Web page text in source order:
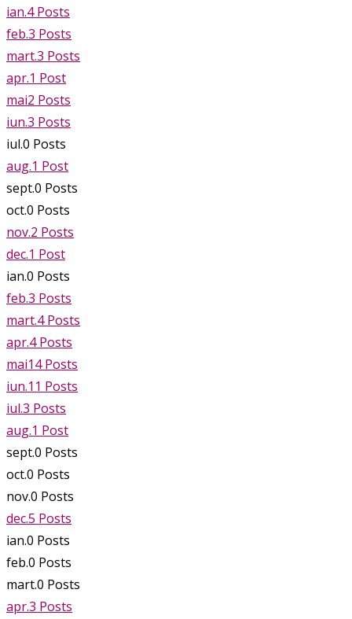
ian.4 Posts
feb.3 Posts
mart.3 Posts
apr.1 Post
mai2 Posts
iun.3 Posts
iul.0 Posts
aug.1 Post
sept.0 Posts
oct.0 Posts
nov.2 Posts
dec.1 Post
ian.0 Posts
feb.3 Posts
mart.4 Posts
apr.4 Posts
mai14 Posts
iun.11 Posts
iul.3 Posts
aug.1 Post
sept.0 Posts
oct.0 Posts
nov.0 Posts
dec.5 Posts
ian.0 Posts
feb.0 Posts
mart.0 Posts
apr.3 Posts